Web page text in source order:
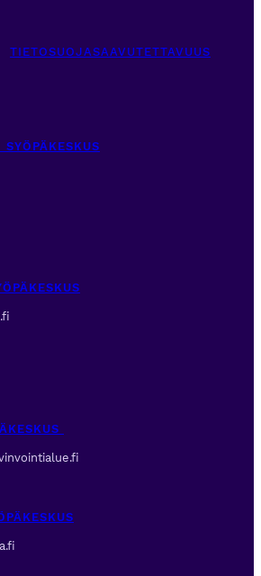
TIETOSUOJASAAVUTETTAVUUS